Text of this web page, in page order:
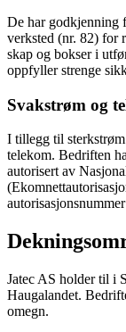
De har godkjenning
verksted (nr. 82) for
skap og bokser i
oppfyller strenge
Svakstrøm og
I tillegg til
telekom. Bedriften
autorisert av
Jatec AS holder til i
Haugalandet.
omegn.